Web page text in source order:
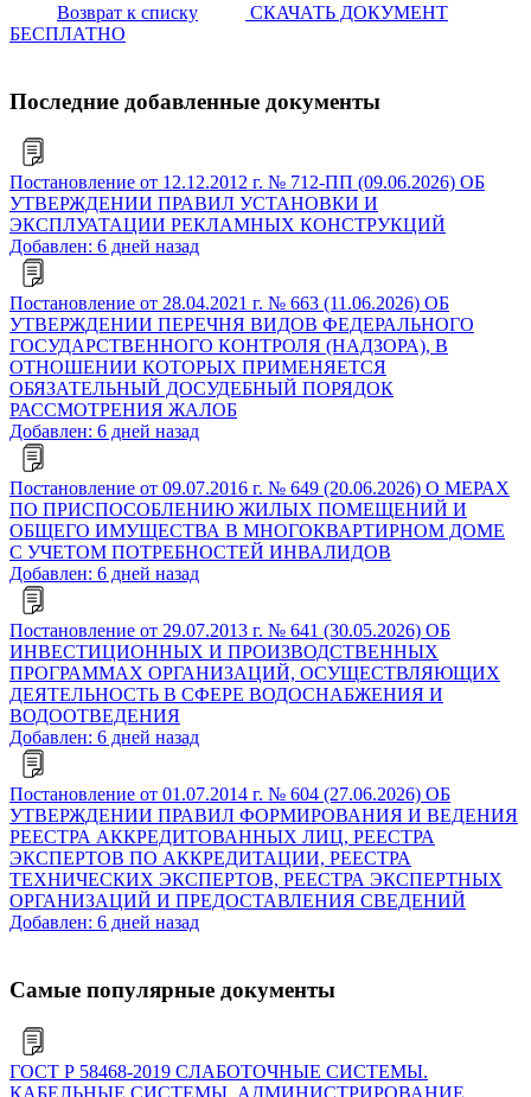
Возврат к списку
СКАЧАТЬ ДОКУМЕНТ
БЕСПЛАТНО
Последние добавленные документы
Постановление от 12.12.2012 г. № 712-ПП (09.06.2026) ОБ
УТВЕРЖДЕНИИ ПРАВИЛ УСТАНОВКИ И
ЭКСПЛУАТАЦИИ РЕКЛАМНЫХ КОНСТРУКЦИЙ
Добавлен: 6 дней назад
Постановление от 28.04.2021 г. № 663 (11.06.2026) ОБ
УТВЕРЖДЕНИИ ПЕРЕЧНЯ ВИДОВ ФЕДЕРАЛЬНОГО
ГОСУДАРСТВЕННОГО КОНТРОЛЯ (НАДЗОРА), В
ОТНОШЕНИИ КОТОРЫХ ПРИМЕНЯЕТСЯ
ОБЯЗАТЕЛЬНЫЙ ДОСУДЕБНЫЙ ПОРЯДОК
РАССМОТРЕНИЯ ЖАЛОБ
Добавлен: 6 дней назад
Постановление от 09.07.2016 г. № 649 (20.06.2026) О МЕРАХ
ПО ПРИСПОСОБЛЕНИЮ ЖИЛЫХ ПОМЕЩЕНИЙ И
ОБЩЕГО ИМУЩЕСТВА В МНОГОКВАРТИРНОМ ДОМЕ
С УЧЕТОМ ПОТРЕБНОСТЕЙ ИНВАЛИДОВ
Добавлен: 6 дней назад
Постановление от 29.07.2013 г. № 641 (30.05.2026) ОБ
ИНВЕСТИЦИОННЫХ И ПРОИЗВОДСТВЕННЫХ
ПРОГРАММАХ ОРГАНИЗАЦИЙ, ОСУЩЕСТВЛЯЮЩИХ
ДЕЯТЕЛЬНОСТЬ В СФЕРЕ ВОДОСНАБЖЕНИЯ И
ВОДООТВЕДЕНИЯ
Добавлен: 6 дней назад
Постановление от 01.07.2014 г. № 604 (27.06.2026) ОБ
УТВЕРЖДЕНИИ ПРАВИЛ ФОРМИРОВАНИЯ И ВЕДЕНИЯ
РЕЕСТРА АККРЕДИТОВАННЫХ ЛИЦ, РЕЕСТРА
ЭКСПЕРТОВ ПО АККРЕДИТАЦИИ, РЕЕСТРА
ТЕХНИЧЕСКИХ ЭКСПЕРТОВ, РЕЕСТРА ЭКСПЕРТНЫХ
ОРГАНИЗАЦИЙ И ПРЕДОСТАВЛЕНИЯ СВЕДЕНИЙ
Добавлен: 6 дней назад
Самые популярные документы
ГОСТ Р 58468-2019 СЛАБОТОЧНЫЕ СИСТЕМЫ.
КАБЕЛЬНЫЕ СИСТЕМЫ. АДМИНИСТРИРОВАНИЕ